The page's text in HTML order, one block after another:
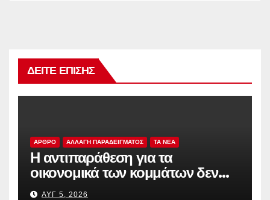
ΔΕΊΤΕ ΕΠΊΣΗΣ
ΑΡΘΡΟ ΑΛΛΑΓΗ ΠΑΡΑΔΕΙΓΜΑΤΟΣ TA NEA
Η αντιπαράθεση για τα
οικονομικά των κομμάτων δεν
αρκεί
ΑΥΓ 5, 2026